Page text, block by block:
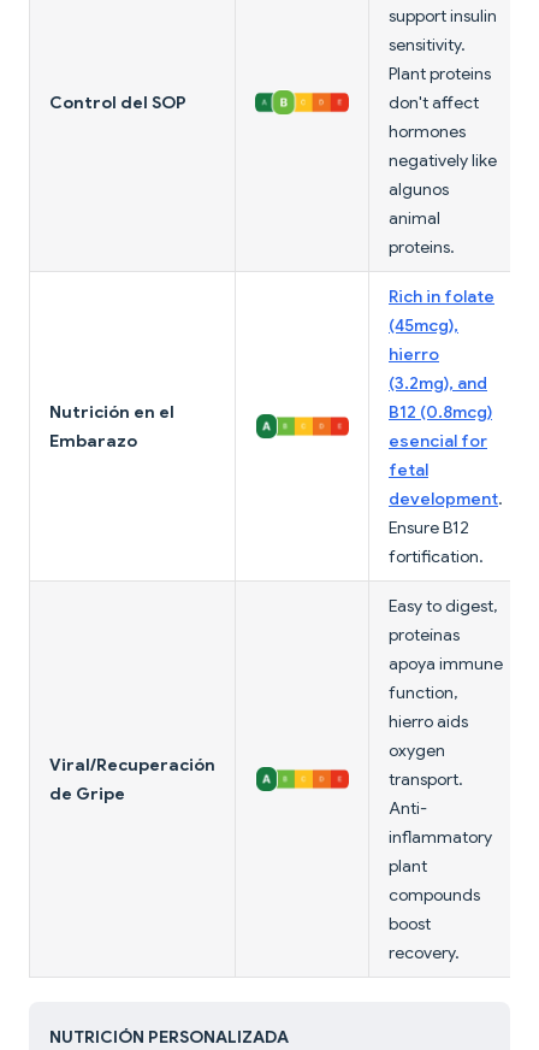
Control del SOP
support insulin
sensitivity.
Plant proteins
don't affect
hormones
negatively like
algunos
animal
proteins.
Nutrición en el
Embarazo
Rich in folate
(45mcg),
hierro
(3.2mg), and
B12 (0.8mcg)
esencial for
fetal
development.
Ensure B12
fortification.
Viral/Recuperación
de Gripe
Easy to digest,
proteínas
apoya immune
function,
hierro aids
oxygen
transport.
Anti-
inflammatory
plant
compounds
boost
recovery.
NUTRICIÓN PERSONALIZADA